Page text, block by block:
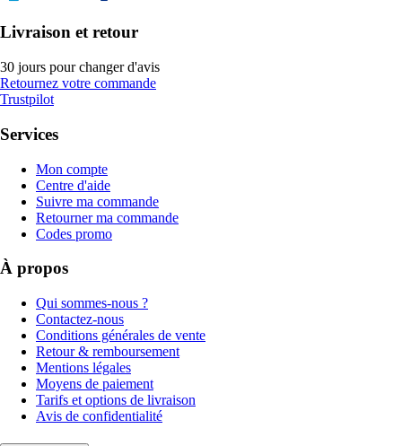
Livraison et retour
30 jours pour changer d'avis
Retournez votre commande
Trustpilot
Services
Mon compte
Centre d'aide
Suivre ma commande
Retourner ma commande
Codes promo
À propos
Qui sommes-nous ?
Contactez-nous
Conditions générales de vente
Retour & remboursement
Mentions légales
Moyens de paiement
Tarifs et options de livraison
Avis de confidentialité